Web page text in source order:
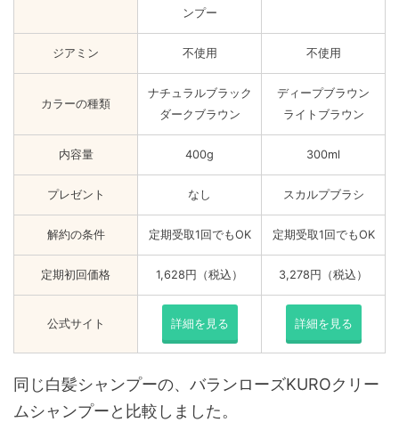
ンプー
ジアミン 不使用 不使用
カラーの種類
ナチュラルブラック
ダークブラウン
ディープブラウン
ライトブラウン
内容量 400g 300ml
プレゼント なし スカルプブラシ
解約の条件 定期受取1回でもOK 定期受取1回でもOK
定期初回価格 1,628円（税込） 3,278円（税込）
公式サイト 詳細を見る 詳細を見る
同じ白髪シャンプーの、バランローズKUROクリー
ムシャンプーと比較しました。